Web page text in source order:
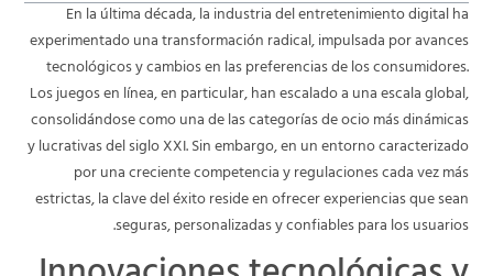
En la última década, la industria del entretenimiento digital ha
experimentado una transformación radical, impulsada por avances
tecnológicos y cambios en las preferencias de los consumidores.
Los juegos en línea, en particular, han escalado a una escala global,
consolidándose como una de las categorías de ocio más dinámicas
y lucrativas del siglo XXI. Sin embargo, en un entorno caracterizado
por una creciente competencia y regulaciones cada vez más
estrictas, la clave del éxito reside en ofrecer experiencias que sean
seguras, personalizadas y confiables para los usuarios.